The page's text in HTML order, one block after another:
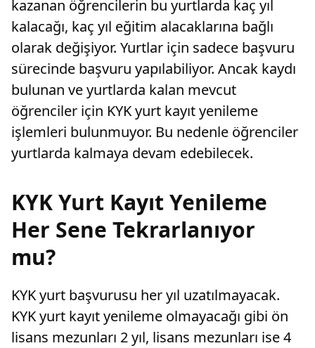
kazanan öğrencilerin bu yurtlarda kaç yıl
kalacağı, kaç yıl eğitim alacaklarına bağlı
olarak değişiyor. Yurtlar için sadece başvuru
sürecinde başvuru yapılabiliyor. Ancak kaydı
bulunan ve yurtlarda kalan mevcut
öğrenciler için KYK yurt kayıt yenileme
işlemleri bulunmuyor. Bu nedenle öğrenciler
yurtlarda kalmaya devam edebilecek.
KYK Yurt Kayıt Yenileme
Her Sene Tekrarlanıyor
mu?
KYK yurt başvurusu her yıl uzatılmayacak.
KYK yurt kayıt yenileme olmayacağı gibi ön
lisans mezunları 2 yıl, lisans mezunları ise 4